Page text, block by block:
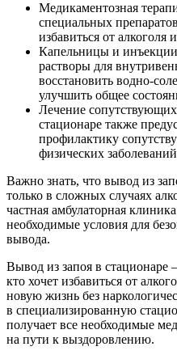
Медикаментозная
специальных
избавиться от алкоголя
Капельницы и
растворы для
восстановить водно-
улучшить общее
Лечение
стационаре также
профилактику
физических
Важно знать, что вывод из
только в сложных случаях
частная амбулаторная
необходимые условия для
вывода.
Вывод из запоя в стационаре
кто хочет избавиться от
новую жизнь без
в специализированную
получает все необходимые
на пути к выздоровлению.